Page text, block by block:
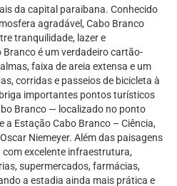
da capital paraibana. Conhecido
agradável, Cabo Branco
tranquilidade, lazer e
Branco é um verdadeiro cartão-
faixa de areia extensa e um
corridas e passeios de bicicleta à
importantes pontos turísticos
Branco — localizado no ponto
a Estação Cabo Branco – Ciência,
Niemeyer. Além das paisagens
excelente infraestrutura,
supermercados, farmácias,
a estadia ainda mais prática e